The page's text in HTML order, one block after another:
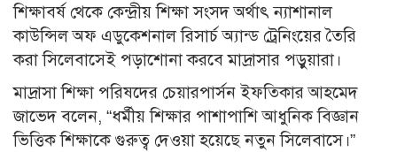
শিক্ষাবর্ষ থেকে কেন্দ্রীয় শিক্ষা সংসদ অর্থাৎ ন্যাশানাল
কাউন্সিল অফ এডুকেশনাল রিসার্চ অ্যান্ড ট্রেনিংয়ের তৈরি
করা সিলেবাসেই পড়াশোনা করবে মাদ্রাসার পড়ুয়ারা।
মাদ্রাসা শিক্ষা পরিষদের চেয়ারপার্সন ইফতিকার আহমেদ
জাভেদ বলেন, “ধর্মীয় শিক্ষার পাশাপাশি আধুনিক বিজ্ঞান
ভিত্তিক শিক্ষাকে গুরুত্ব দেওয়া হয়েছে নতুন সিলেবাসে।”